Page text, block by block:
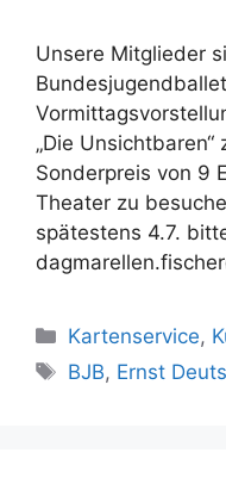
Unsere Mitglieder
„Die
Sonderpreis von 9
Theater zu
spätestens 4.7.
Kategorien
Kartenservice,
Schlagwörter
BJB, Ernst